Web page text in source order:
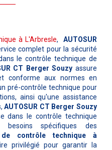
à L'Arbresle, AUTOSUR
complet pour la sécurité
le contrôle technique de
CT Berger Souzy assure
conforme aux normes en
pré-contrôle technique pour
ainsi qu'une assistance
AUTOSUR CT Berger Souzy
dans le contrôle technique
besoins spécifiques des
contrôle technique à
privilégié pour garantir la